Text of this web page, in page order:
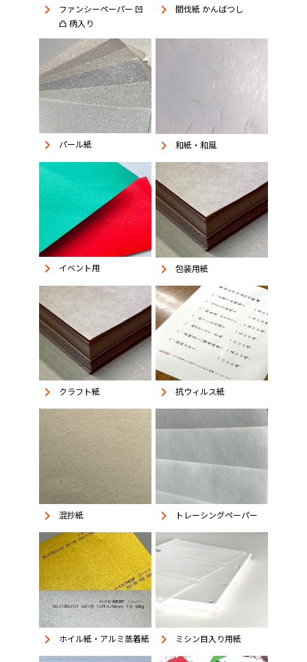
keyboard_arrow_right
ファンシーペーパー 凹
凸 柄入り
keyboard_arrow_right 間伐紙 かんばつし
keyboard_arrow_right パール紙 keyboard_arrow_right 和紙・和風
keyboard_arrow_right イベント用 keyboard_arrow_right 包装用紙
keyboard_arrow_right クラフト紙 keyboard_arrow_right 抗ウィルス紙
keyboard_arrow_right 混抄紙 keyboard_arrow_right トレーシングペーパー
keyboard_arrow_right ホイル紙・アルミ蒸着紙 keyboard_arrow_right ミシン目入り用紙